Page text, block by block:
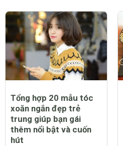
Tổng hợp 20 mẫu tóc
xoăn ngắn đẹp trẻ
trung giúp bạn gái
thêm nổi bật và cuốn
hút